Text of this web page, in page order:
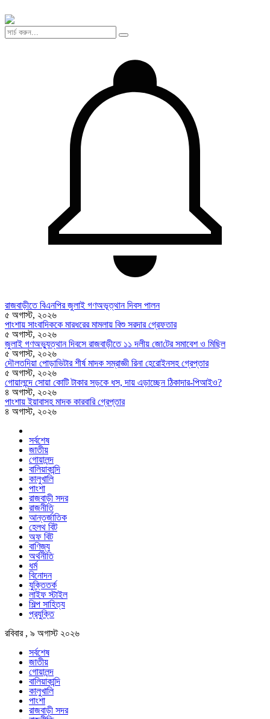
রাজবাড়ীতে বিএন‌পির জুলাই গণঅভূত্থান দিবস পালন
৫ অগাস্ট, ২০২৬
পাংশায় সাংবাদিককে মারধরের মামলায় বিশু সরদার গ্রেফতার
৫ অগাস্ট, ২০২৬
জুলাই গণঅভ্যুত্থান দিবসে রাজবাড়ীতে ১১ দলীয় জো‌টের সমাবেশ ও মি‌ছিল
৫ অগাস্ট, ২০২৬
দৌলতদিয়া পোড়াভিটার শীর্ষ মাদক সম্রাজ্ঞী রিনা হেরোইনসহ গ্রেপ্তার
৫ অগাস্ট, ২০২৬
গোয়ালন্দে সোয়া কোটি টাকার সড়কে ধস, দায় এড়াচ্ছেন ঠিকাদার-পিআইও?
৪ অগাস্ট, ২০২৬
পাংশায় ইয়াবাসহ মাদক কারবারি গ্রেপ্তার
৪ অগাস্ট, ২০২৬
সর্বশেষ
জাতীয়
গোয়ালন্দ
বালিয়াকান্দি
কালুখালি
পাংশা
রাজবাড়ী সদর
রাজনীতি
আন্তর্জাতিক
হেলথ বিট
অফ বিট
বাণিজ্য
অর্থনীতি
ধর্ম
বিনোদন
যুক্তিতর্ক
লাইফ স্টাইল
শিল্প সাহিত্য
প্রযুক্তি
রবিবার , ৯ অগাস্ট ২০২৬
সর্বশেষ
জাতীয়
গোয়ালন্দ
বালিয়াকান্দি
কালুখালি
পাংশা
রাজবাড়ী সদর